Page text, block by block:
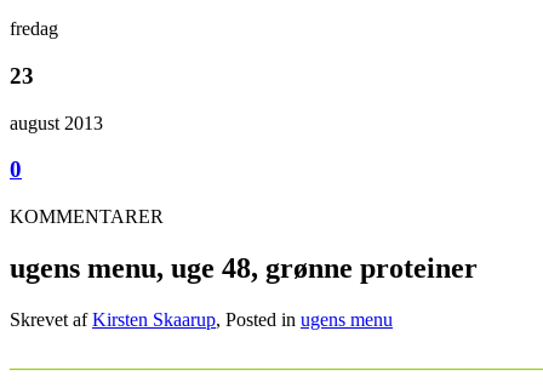
fredag
23
august 2013
0
KOMMENTARER
ugens menu, uge 48, grønne proteiner
Skrevet afKirsten Skaarup, Posted in ugens menu